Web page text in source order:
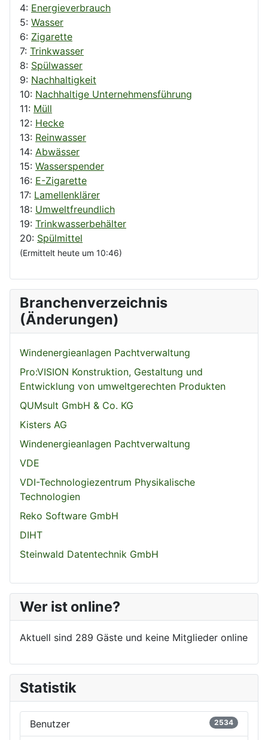
4: Energieverbrauch
5: Wasser
6: Zigarette
7: Trinkwasser
8: Spülwasser
9: Nachhaltigkeit
10: Nachhaltige Unternehmensführung
11: Müll
12: Hecke
13: Reinwasser
14: Abwässer
15: Wasserspender
16: E-Zigarette
17: Lamellenklärer
18: Umweltfreundlich
19: Trinkwasserbehälter
20: Spülmittel
(Ermittelt heute um 10:46)
Branchenverzeichnis
(Änderungen)
Windenergieanlagen Pachtverwaltung
Pro:VISION Konstruktion, Gestaltung und
Entwicklung von umweltgerechten Produkten
QUMsult GmbH & Co. KG
Kisters AG
Windenergieanlagen Pachtverwaltung
VDE
VDI-Technologiezentrum Physikalische
Technologien
Reko Software GmbH
DIHT
Steinwald Datentechnik GmbH
Wer ist online?
Aktuell sind 289 Gäste und keine Mitglieder online
Statistik
Benutzer 2534